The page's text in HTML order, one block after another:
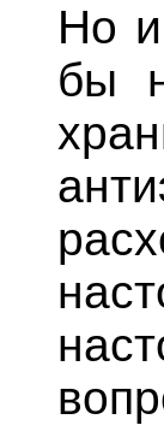
Но
бы